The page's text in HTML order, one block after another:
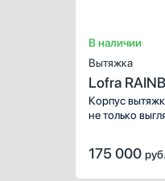
В наличии
Вытяжка
Lofra
BURGUNDY
Корпус
не только
удаления
175 000 руб.